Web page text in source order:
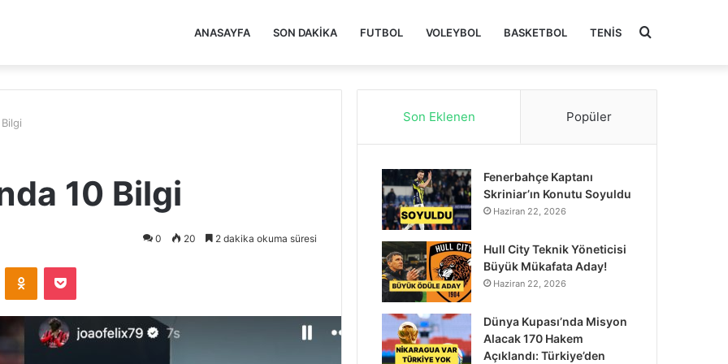
ANASAYFA SON DAKIKA FUTBOL VOLEYBOL BASKETBOL TENIS Arama
10 Bilgi
0 20 2 dakika okuma süresi
Odnoklassniki
Pocket
Son Eklenen Popüler
Fenerbahçe Kaptanı
Skriniar’ın Konutu Soyuldu
Haziran 22, 2026
Hull City Teknik Yöneticisi
Büyük Mükafata Aday!
Haziran 22, 2026
Dünya Kupası’nda Misyon
Alacak 170 Hakem
Açıklandı: Türkiye’den